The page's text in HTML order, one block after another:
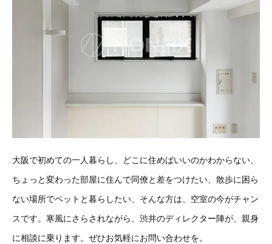
大阪で初めての一人暮らし、どこに住めばいいのかわからない、
ちょっと変わった部屋に住んで同僚と差をつけたい、散歩に困ら
ない場所でペットと暮らしたい、そんな方は、空室の今がチャン
スです。寒風にさらされながら、渋井のディレクター陣が、親身
に相談に乗ります。ぜひお気軽にお問い合わせを。